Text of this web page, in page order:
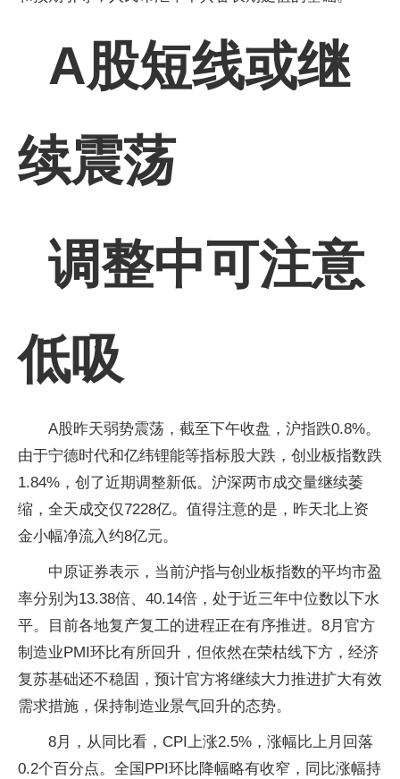
A股短线或继
续震荡
调整中可注意
低吸
A股昨天弱势震荡，截至下午收盘，沪指跌0.8%。
由于宁德时代和亿纬锂能等指标股大跌，创业板指数跌
1.84%，创了近期调整新低。沪深两市成交量继续萎
缩，全天成交仅7228亿。值得注意的是，昨天北上资
金小幅净流入约8亿元。
中原证券表示，当前沪指与创业板指数的平均市盈
率分别为13.38倍、40.14倍，处于近三年中位数以下水
平。目前各地复产复工的进程正在有序推进。8月官方
制造业PMI环比有所回升，但依然在荣枯线下方，经济
复苏基础还不稳固，预计官方将继续大力推进扩大有效
需求措施，保持制造业景气回升的态势。
8月，从同比看，CPI上涨2.5%，涨幅比上月回落
0.2个百分点。全国PPI环比降幅略有收窄，同比涨幅持